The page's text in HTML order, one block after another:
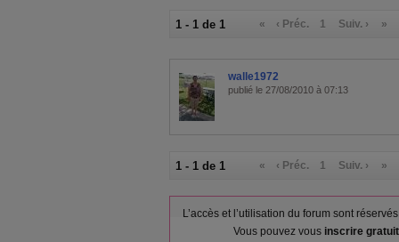
1 - 1 de 1 « ‹ Préc. 1 Suiv. › »
walle1972
publié le 27/08/2010 à 07:13
1 - 1 de 1 « ‹ Préc. 1 Suiv. › »
L’accès et l’utilisation du forum sont
Vous pouvez vous inscrire